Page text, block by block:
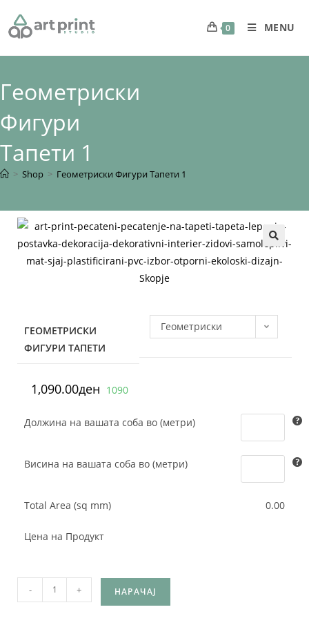
0 MENU
Геометриски
Фигури
Тапети 1
> Shop > Геометриски Фигури Тапети 1
🔍
ГЕОМЕТРИСКИ
ФИГУРИ ТАПЕТИ
Геометриски
1,090.00ден 1090
Должина на вашата соба во (метри)
Висина на вашата соба во (метри)
Total Area (sq mm) 0.00
Цена на Продукт
- + НАРАЧАЈ